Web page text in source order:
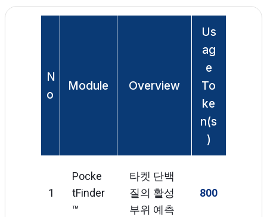
N
o
Module Overview
Us
ag
e
To
ke
n(s
)
1
Pocke
TFinder
™
타켓 단백
질의 활성
부위 예측
800